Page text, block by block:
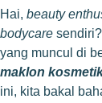
Hai, beauty
bodycare
yang muncul di
maklon
ini, kita bakal